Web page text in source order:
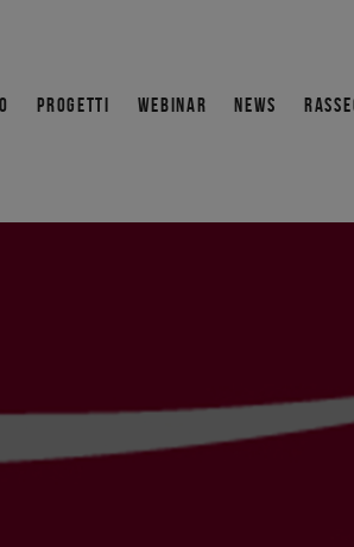
PROGETTI WEBINAR NEWS